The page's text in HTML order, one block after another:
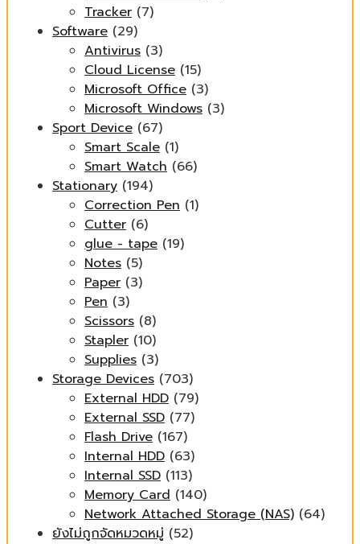
Tracker (7)
Software (29)
Antivirus (3)
Cloud License (15)
Microsoft Office (3)
Microsoft Windows (3)
Sport Device (67)
Smart Scale (1)
Smart Watch (66)
Stationary (194)
Correction Pen (1)
Cutter (6)
glue - tape (19)
Notes (5)
Paper (3)
Pen (3)
Scissors (8)
Stapler (10)
Supplies (3)
Storage Devices (703)
External HDD (79)
External SSD (77)
Flash Drive (167)
Internal HDD (63)
Internal SSD (113)
Memory Card (140)
Network Attached Storage (NAS) (64)
ยังไม่ถูกจัดหมวดหมู่ (52)